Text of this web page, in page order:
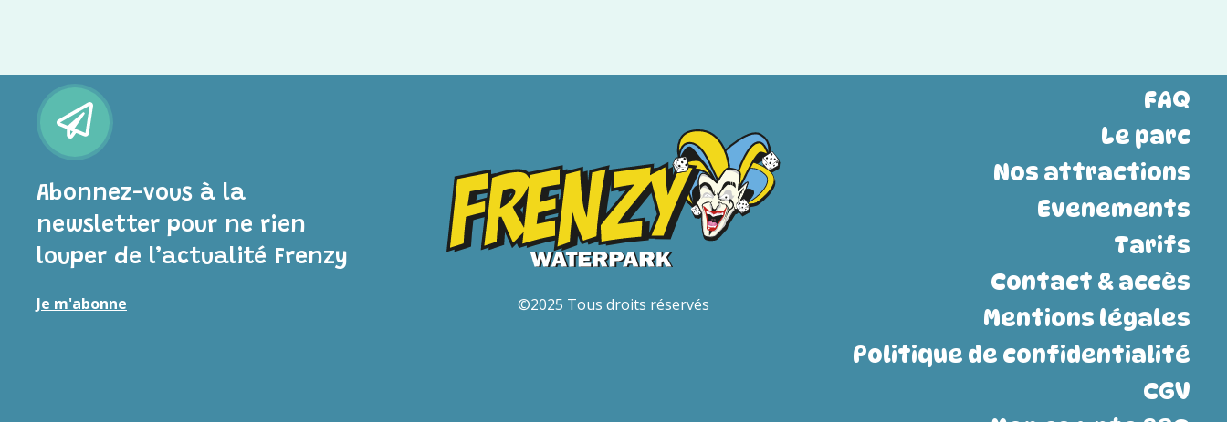
Abonnez-vous à la
newsletter pour ne rien
louper de l’actualité Frenzy
Je m'abonne ©2025 Tous droits réservés
FAQ
Le parc
Nos attractions
Evenements
Tarifs
Contact & accès
Mentions légales
Politique de confidentialité
CGV